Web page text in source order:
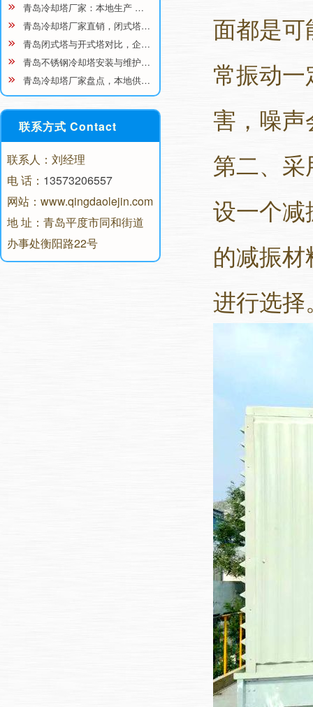
青岛冷却塔厂家：本地生产 …
青岛冷却塔厂家直销，闭式塔…
青岛闭式塔与开式塔对比，企…
青岛不锈钢冷却塔安装与维护…
青岛冷却塔厂家盘点，本地供…
联系方式 Contact
联系人：刘经理
电 话： 13573206557
网站：www.qingdaolejin.com
地 址：青岛平度市同和街道
办事处衡阳路22号
面都是
常振动
害，噪
第二、
设一个
的减振
进行选择